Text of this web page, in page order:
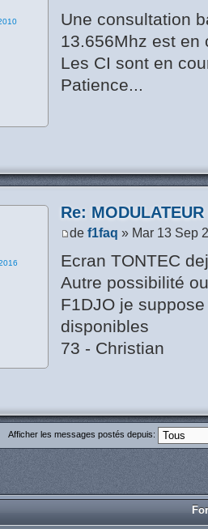
Une consultation
13.656Mhz est en
Les CI sont en
Patience...
Re:
def1faq » Mar 13 Sep
Ecran TONTEC
Autre possibilité
F1DJO je
disponibles
73 - Christian
Afficher les messages postés depuis: